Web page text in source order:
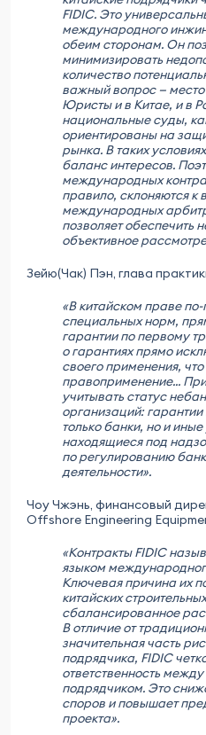
FIDIC. Это
международного
обеим сторонам. Он
минимизировать
количество
важный вопрос —
Юристы и в Китае, и в
национальные суды,
ориентированы на
рынка. В таких
баланс интересов.
международных
правило, склоняются к
международных
позволяет обеспечить
объективное
Зейю(Чак) Пэн, глава
«В китайском праве
специальных норм,
гарантии по первому
о гарантиях прямо
своего применения,
правоприменение...
учитывать статус
организаций:
только банки, но и
находящиеся под
по регулированию
деятельности».
Чоу Чжэнь, финансовый
Offshore Engineering
«Контракты FIDIC
языком
Ключевая причина их
китайских
сбалансированное
В отличие от
значительная часть
подрядчика, FIDIC
ответственность
подрядчиком. Это
споров и повышает
проекта».